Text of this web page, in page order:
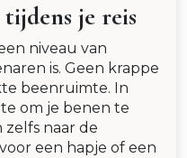
je reis
niveau van
is. Geen krappe
beenruimte. In
om je benen te
naar de
een hapje of een